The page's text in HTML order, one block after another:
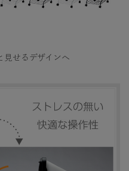
見せるデザインへ